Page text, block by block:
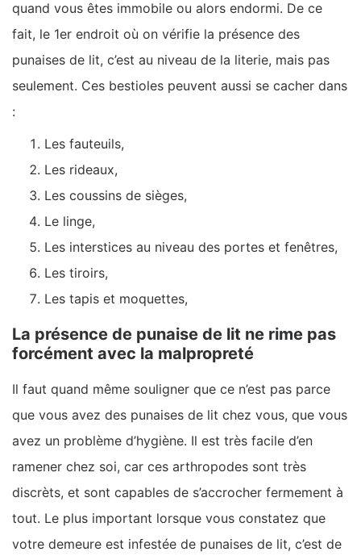
quand vous êtes immobile ou alors endormi. De ce
fait, le 1er endroit où on vérifie la présence des
punaises de lit, c’est au niveau de la literie, mais pas
seulement. Ces bestioles peuvent aussi se cacher dans
:
Les fauteuils,
Les rideaux,
Les coussins de sièges,
Le linge,
Les interstices au niveau des portes et fenêtres,
Les tiroirs,
Les tapis et moquettes,
La présence de punaise de lit ne rime pas
forcément avec la malpropreté
Il faut quand même souligner que ce n’est pas parce
que vous avez des punaises de lit chez vous, que vous
avez un problème d’hygiène. Il est très facile d’en
ramener chez soi, car ces arthropodes sont très
discrèts, et sont capables de s’accrocher fermement à
tout. Le plus important lorsque vous constatez que
votre demeure est infestée de punaises de lit, c’est de